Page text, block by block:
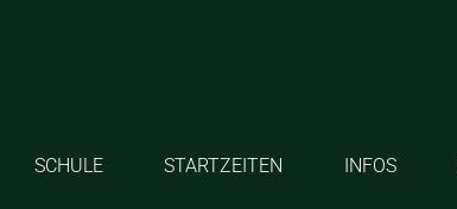
SCHULE STARTZEITEN INFOS